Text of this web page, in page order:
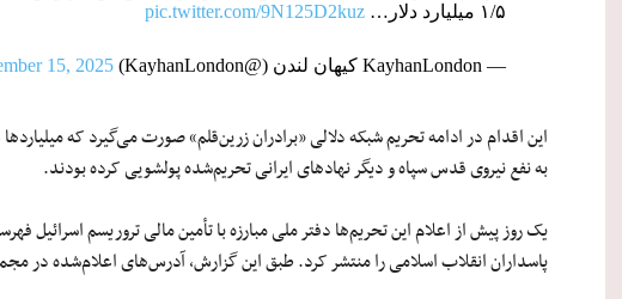
۱/۵ میلیارد دلار…
pic.twitter.com/9N125D2kuz
— KayhanLondon کیهان لندن (@KayhanLondon) 15, 2025
این اقدام در ادامه تحریم شبکه دلالی «برادران زرین‌قلم» صورت می‌گیرد که
به نفع نیروی قدس سپاه و دیگر نهادهای ایرانی تحریم‌شده پولشویی کرده بودند.
پاسداران انقلاب اسلامی را منتشر کرد. طبق این گزارش، آدرس‌های اعلام‌شده در مجموع ۱/۵ میلیارد دلار تتر دریافت